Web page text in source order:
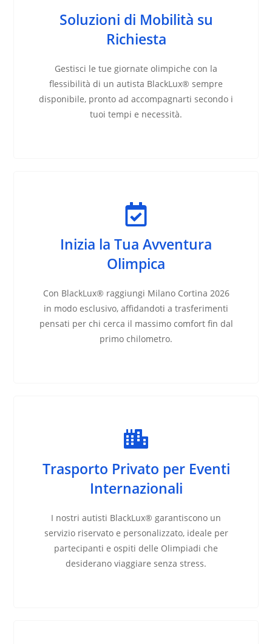
Soluzioni di Mobilità su
Richiesta
Gestisci le tue giornate olimpiche con la
flessibilità di un autista BlackLux® sempre
disponibile, pronto ad accompagnarti secondo i
tuoi tempi e necessità.
Inizia la Tua Avventura
Olimpica
Con BlackLux® raggiungi Milano Cortina 2026
in modo esclusivo, affidandoti a trasferimenti
pensati per chi cerca il massimo comfort fin dal
primo chilometro.
Trasporto Privato per Eventi
Internazionali
I nostri autisti BlackLux® garantiscono un
servizio riservato e personalizzato, ideale per
partecipanti e ospiti delle Olimpiadi che
desiderano viaggiare senza stress.